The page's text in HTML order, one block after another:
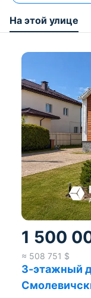
согласовать
УП
УНП: 190003285
Лицензия
от 17.02.2005,
Договор 118/
На этой улице
1 500
≈ 508 751 $
3-этажный